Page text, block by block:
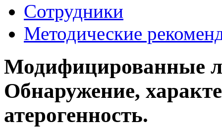
Сотрудники
Методические
Модифицированные
Обнаружение,
атерогенность.